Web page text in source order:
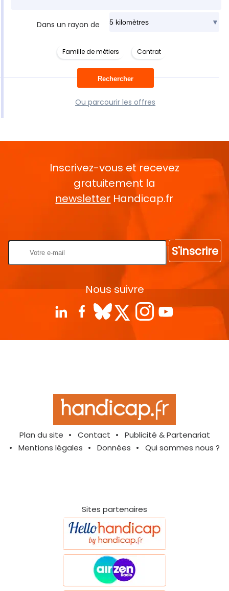
Dans un rayon de
Famille de métiers Contrat
Ou parcourir les offres
Inscrivez-vous et recevez
gratuitement la
newsletter Handicap.fr
S'inscrire
Nous suivre
Plan du site Contact
Publicité & Partenariat
Mentions légales
Données Qui sommes nous ?
Sites partenaires